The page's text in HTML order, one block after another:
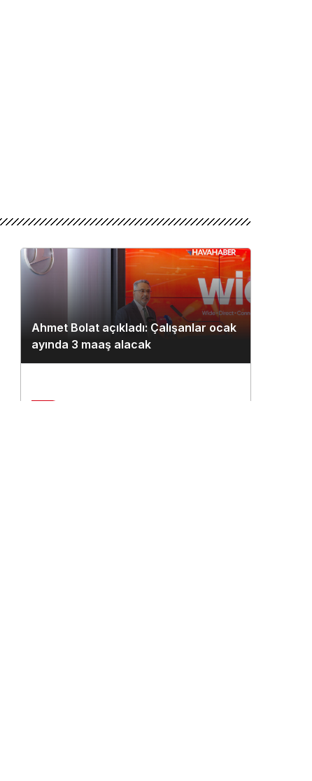
Ahmet Bolat açıkladı: Çalışanlar ocak
ayında 3 maaş alacak